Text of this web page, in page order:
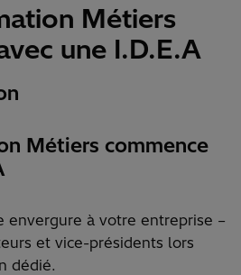
Métiers
une I.D.E.A
Métiers commence
envergure à votre entreprise –
et vice-présidents lors
dédié.